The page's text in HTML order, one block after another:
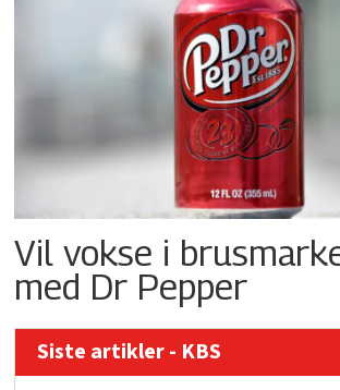
Vil vokse i
med Dr Pepper
Siste artikler - KBS